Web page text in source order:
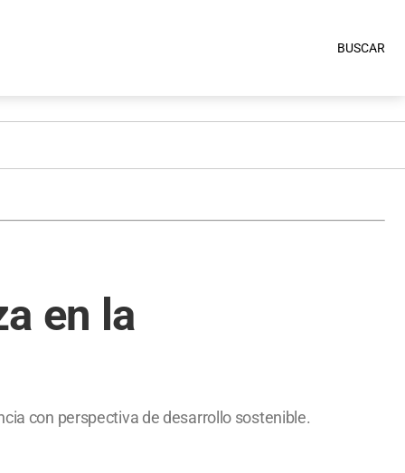
BUSCAR
en la
con perspectiva de desarrollo sostenible.